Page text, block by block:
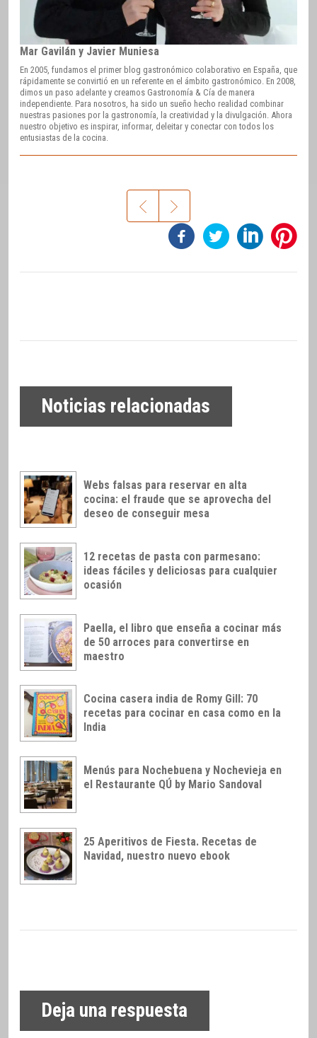
Mar Gavilán y Javier Muniesa
En 2005, fundamos el primer blog gastronómico colaborativo en España, que
rápidamente se convirtió en un referente en el ámbito gastronómico. En 2008,
dimos un paso adelante y creamos Gastronomía & Cía de manera
independiente. Para nosotros, ha sido un sueño hecho realidad combinar
nuestras pasiones por la gastronomía, la creatividad y la divulgación. Ahora
nuestro objetivo es inspirar, informar, deleitar y conectar con todos los
entusiastas de la cocina.
Noticias relacionadas
Webs falsas para reservar en alta
cocina: el fraude que se aprovecha del
deseo de conseguir mesa
12 recetas de pasta con parmesano:
ideas fáciles y deliciosas para cualquier
ocasión
Paella, el libro que enseña a cocinar más
de 50 arroces para convertirse en
maestro
Cocina casera india de Romy Gill: 70
recetas para cocinar en casa como en la
India
Menús para Nochebuena y Nochevieja en
el Restaurante QÚ by Mario Sandoval
25 Aperitivos de Fiesta. Recetas de
Navidad, nuestro nuevo ebook
Deja una respuesta